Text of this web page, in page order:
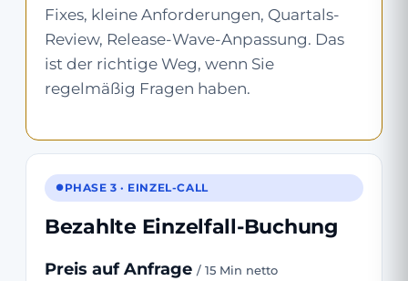
Fixes, kleine Anforderungen, Quartals-
Review, Release-Wave-Anpassung. Das
ist der richtige Weg, wenn Sie
regelmäßig Fragen haben.
PHASE 3 · EINZEL-CALL
Bezahlte Einzelfall-Buchung
Preis auf Anfrage / 15 Min netto